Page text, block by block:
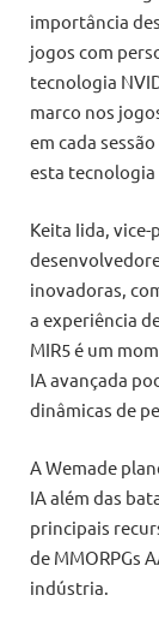
importância
jogos com
tecnologia
marco nos
em cada
esta
Keita Iida,
inovadoras,
a experiência
MIR5 é um
IA avançada
dinâmicas de
A Wemade
IA além das
principais
de MMORPGs
indústria.